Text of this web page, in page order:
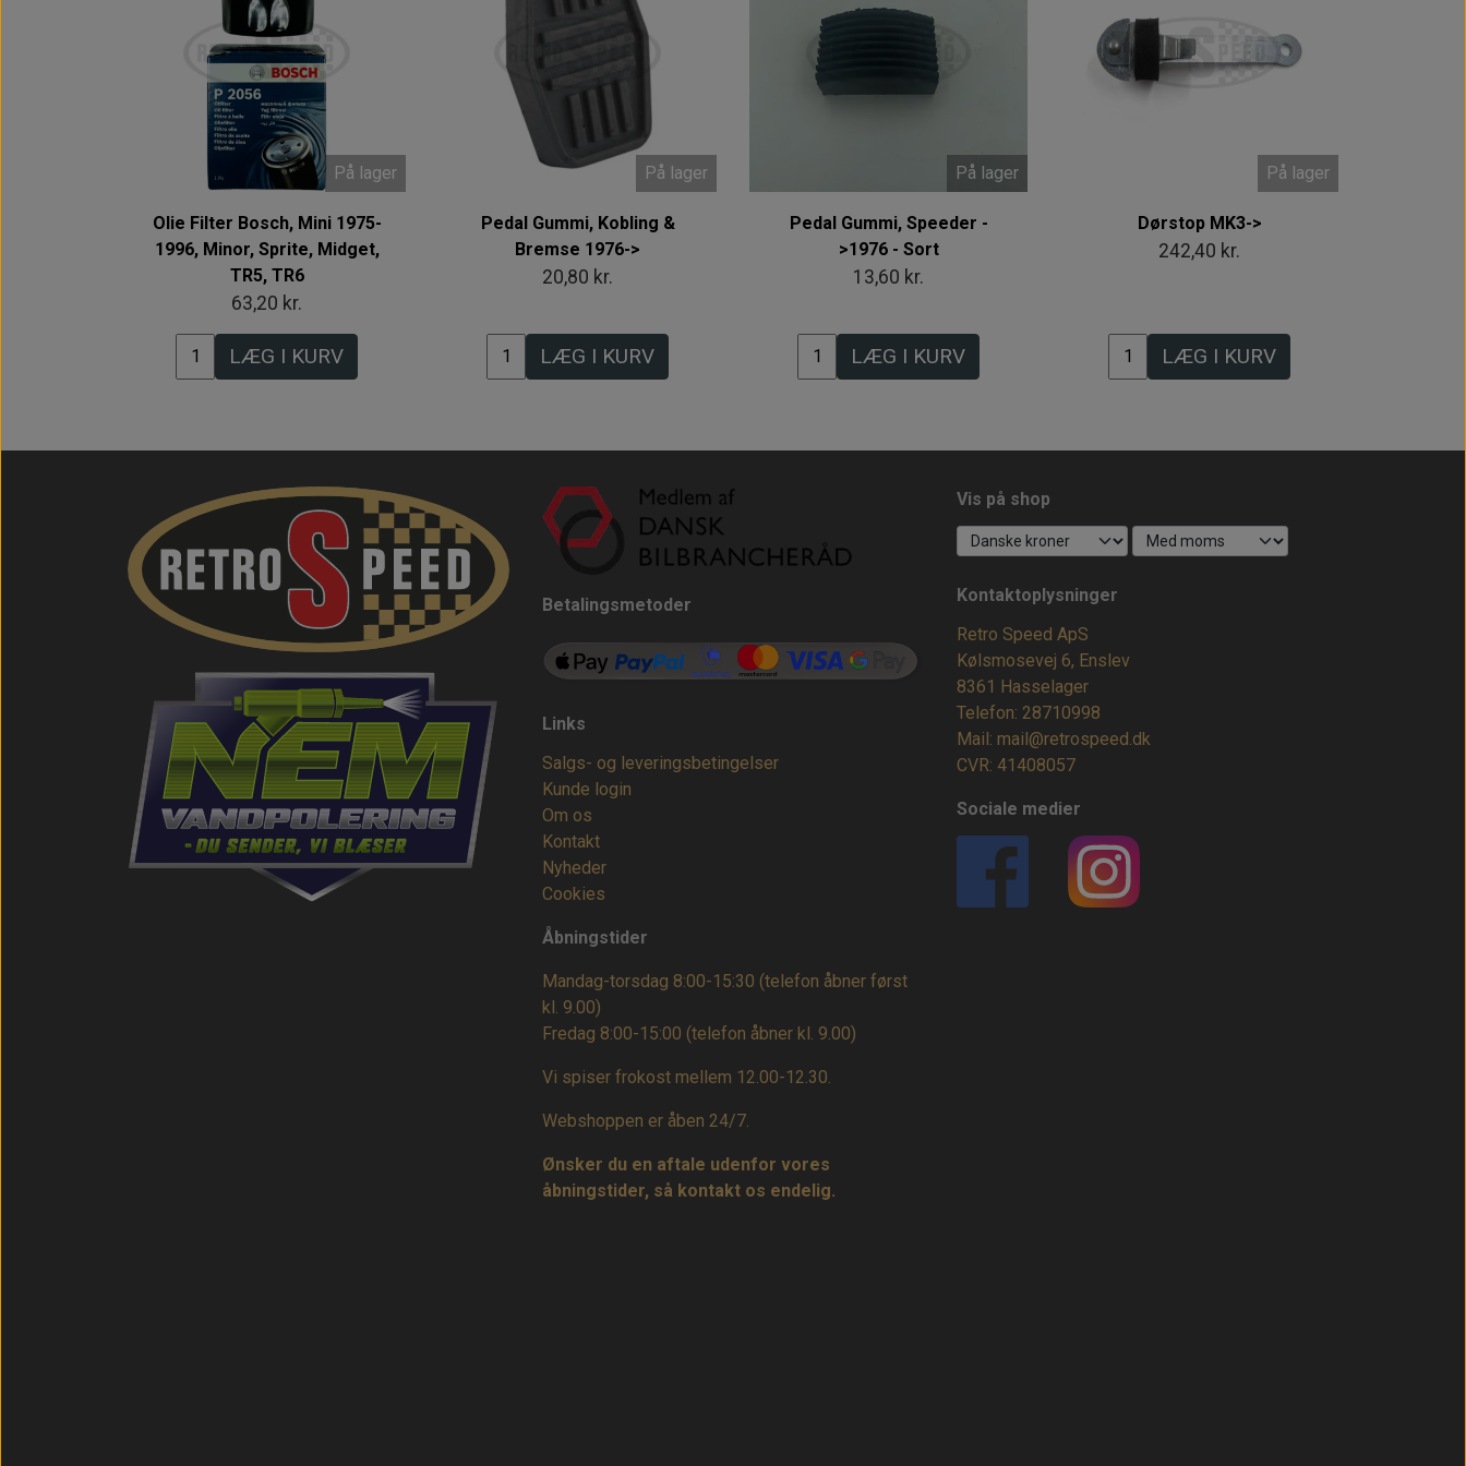
På lager
Olie Filter Bosch, Mini 1975-
1996, Minor, Sprite, Midget,
TR5, TR6
63,20 kr.
LÆG I KURV
På lager
Pedal Gummi, Kobling &
Bremse 1976->
20,80 kr.
LÆG I KURV
På lager
Pedal Gummi, Speeder -
>1976 - Sort
13,60 kr.
LÆG I KURV
På lager
Dørstop MK3->
242,40 kr.
LÆG I KURV
Betalingsmetoder
Links
Salgs- og leveringsbetingelser
Kunde login
Om os
Kontakt
Nyheder
Cookies
Åbningstider
Mandag-torsdag 8:00-15:30 (telefon åbner først
kl. 9.00)
Fredag 8:00-15:00 (telefon åbner kl. 9.00)
Vi spiser frokost mellem 12.00-12.30.
Webshoppen er åben 24/7.
Ønsker du en aftale udenfor vores
åbningstider, så kontakt os endelig.
Vis på shop
Kontaktoplysninger
Retro Speed ApS
Kølsmosevej 6, Enslev
8361 Hasselager
Telefon: 28710998
Mail: mail@retrospeed.dk
CVR: 41408057
Sociale medier